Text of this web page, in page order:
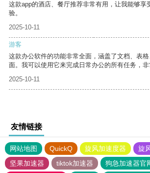
这款app的酒店、餐厅推荐非常有用，让我能够享
验。
2025-10-11
游客
这款办公软件的功能非常全面，涵盖了文档、表
面。我可以使用它来完成日常办公的所有任务，非
2025-10-11
友情链接
网站地图 QuickQ 旋风加速度器
旋
坚果加速器
tiktok加速器
狗急加速器官